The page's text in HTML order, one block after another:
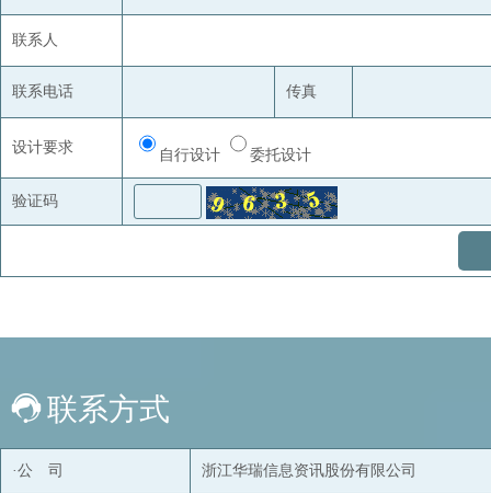
联系人
联系电话 传真
设计要求 自行设计 委托设计
验证码
联系方式
·公 司 浙江华瑞信息资讯股份有限公司